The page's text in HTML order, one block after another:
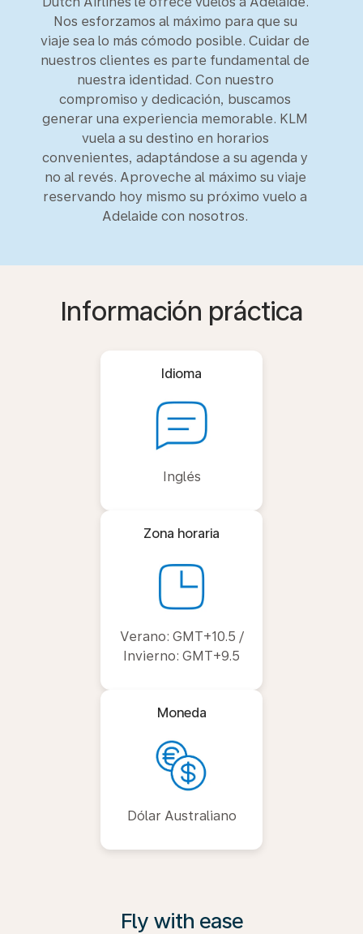
Nos esforzamos al máximo para que su
viaje sea lo más cómodo posible. Cuidar de
nuestros clientes es parte fundamental de
nuestra identidad. Con nuestro
compromiso y dedicación, buscamos
generar una experiencia memorable. KLM
vuela a su destino en horarios
convenientes, adaptándose a su agenda y
no al revés. Aproveche al máximo su viaje
reservando hoy mismo su próximo vuelo a
Adelaide con nosotros.
Información práctica
Idioma
Inglés
Zona horaria
Verano: GMT+10.5 /
Invierno: GMT+9.5
Moneda
Dólar Australiano
Fly with ease